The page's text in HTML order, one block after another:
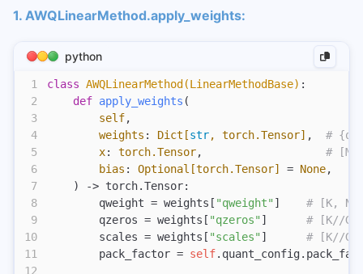
26
28
30
31
        if
self.reduce_results
        else
        return
output_, output_bias
1. AWQLinearMethod.apply_weights:
python
1
2
3
4
5
6
7
8
9
10
11
12
class AWQLinearMethod(LinearMethodBase) :
    def
apply_weights (
        self
,
        weights
: Dict[str, torch.Tensor] ,
#
        x
: torch.Tensor,
# [M,
        bias
: Optional[torch.Tensor] = None,
    ) -> torch.Tensor:
        qweight = weights[
"qweight" ] # [K,
        qzeros = weights[
"qzeros" ] # [K//G,
        scales = weights[
"scales" ] # [K//G,
        pack_factor =
self